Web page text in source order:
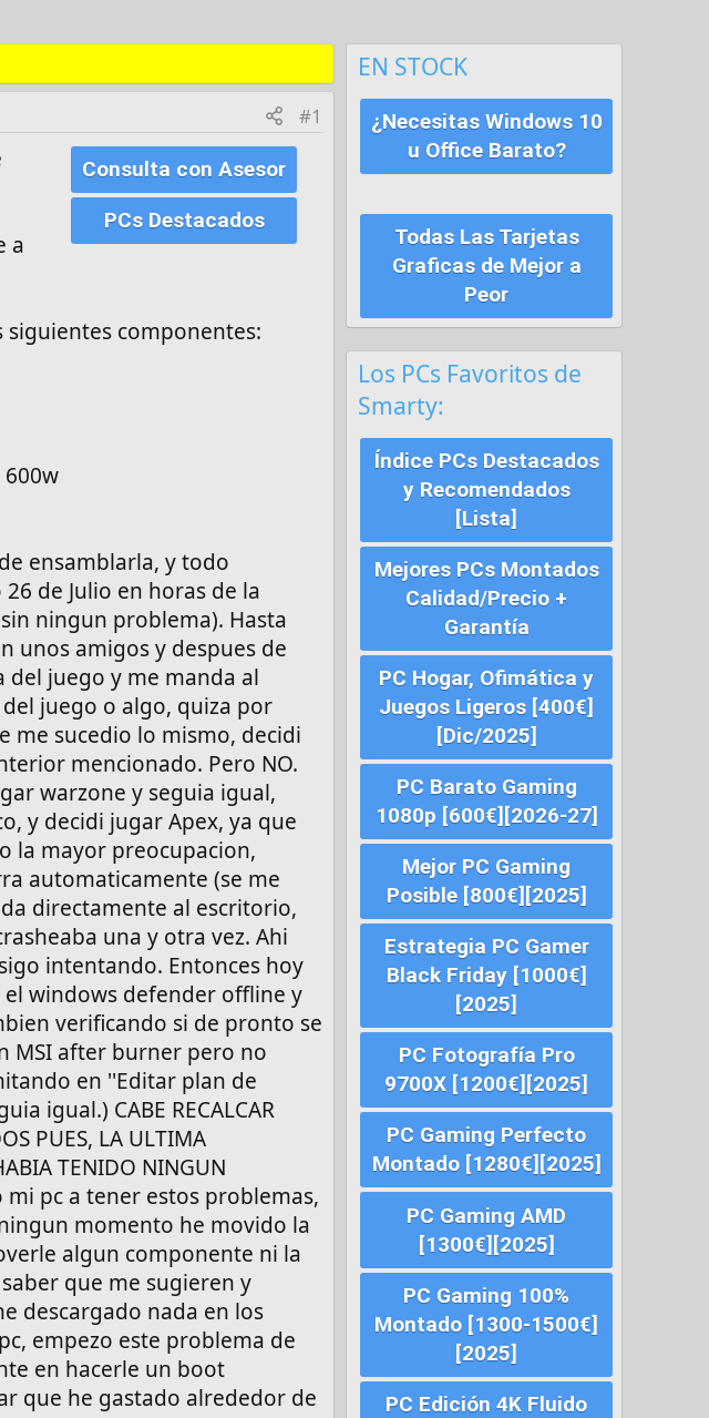
#1
Consulta con Asesor
PCs Destacados
a
componentes:
ensamblarla, y todo
de Julio en horas de la
ningun problema). Hasta
unos amigos y despues de
del juego y me manda al
juego o algo, quiza por
me sucedio lo mismo, decidi
mencionado. Pero NO.
warzone y seguia igual,
y decidi jugar Apex, ya que
la mayor preocupacion,
automaticamente (se me
directamente al escritorio,
una y otra vez. Ahi
intentando. Entonces hoy
windows defender offline y
verificando si de pronto se
MSI after burner pero no
en ''Editar plan de
igual.) CABE RECALCAR
PUES, LA ULTIMA
TENIDO NINGUN
mi pc a tener estos problemas,
momento he movido la
algun componente ni la
que me sugieren y
descargado nada en los
empezo este problema de
en hacerle un boot
que he gastado alrededor de
EN STOCK
¿Necesitas Windows 10
u Office Barato?
Todas Las Tarjetas
Graficas de Mejor a
Peor
Los PCs Favoritos de
Smarty:
Índice PCs Destacados
y Recomendados
[Lista]
Mejores PCs Montados
Calidad/Precio +
Garantía
PC Hogar, Ofimática y
Juegos Ligeros [400€]
[Dic/2025]
PC Barato Gaming
1080p [600€][2026-27]
Mejor PC Gaming
Posible [800€][2025]
Estrategia PC Gamer
Black Friday [1000€]
[2025]
PC Fotografía Pro
9700X [1200€][2025]
PC Gaming Perfecto
Montado [1280€][2025]
PC Gaming AMD
[1300€][2025]
PC Gaming 100%
Montado [1300-1500€]
[2025]
PC Edición 4K Fluido